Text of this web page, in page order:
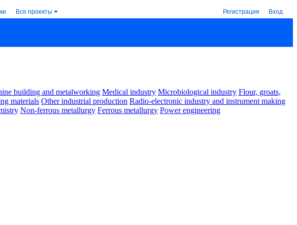
Все проекты Регистрация Вход
building and metalworking Medical industry Microbiological industry Flour, groats,
materials Other industrial production Radio-electronic industry and instrument making
Non-ferrous metallurgy Ferrous metallurgy Power engineering